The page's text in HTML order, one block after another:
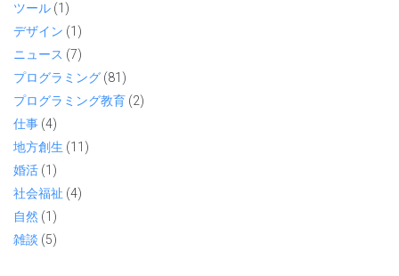
ツール (1)
デザイン (1)
ニュース (7)
プログラミング (81)
プログラミング教育 (2)
仕事 (4)
地方創生 (11)
婚活 (1)
社会福祉 (4)
自然 (1)
雑談 (5)